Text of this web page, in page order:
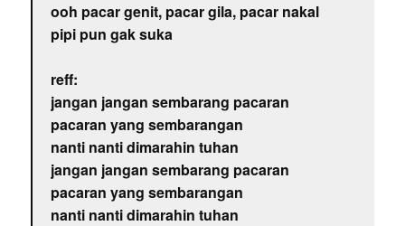
ooh pacar genit, pacar gila, pacar nakal
pipi pun gak suka
reff:
jangan jangan sembarang pacaran
pacaran yang sembarangan
nanti nanti dimarahin tuhan
jangan jangan sembarang pacaran
pacaran yang sembarangan
nanti nanti dimarahin tuhan